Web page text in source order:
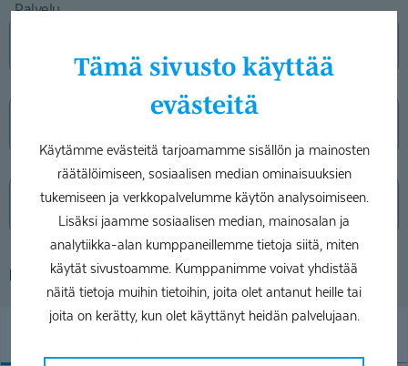
Tämä sivusto käyttää
evästeitä
Käytämme evästeitä tarjoamamme sisällön ja mainosten
räätälöimiseen, sosiaalisen median ominaisuuksien
tukemiseen ja verkkopalvelumme käytön analysoimiseen.
Lisäksi jaamme sosiaalisen median, mainosalan ja
analytiikka-alan kumppaneillemme tietoja siitä, miten
käytät sivustoamme. Kumppanimme voivat yhdistää
näitä tietoja muihin tietoihin, joita olet antanut heille tai
joita on kerätty, kun olet käyttänyt heidän palvelujaan.
Palvelu
Näytä lisähakuehdot